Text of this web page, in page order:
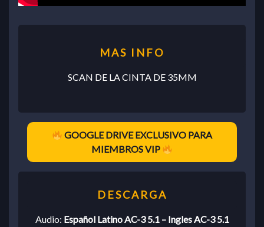
SCAN DE LA CINTA DE 35MM
GOOGLE DRIVE EXCLUSIVO PARA
MIEMBROS VIP
Audio: Español Latino AC-3 5.1 – Ingles AC-3 5.1